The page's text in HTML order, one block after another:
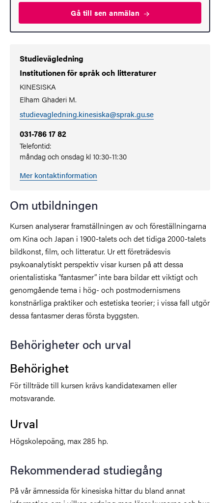
Gå till senanmälan
Studievägledning
Institutionen för språk och litteraturer
KINESISKA
Elham Ghaderi M.
studievagledning.kinesiska@sprak.gu.se
031-786 17 82
Telefontid:
måndag och onsdag kl 10:30-11:30
Mer kontaktinformation
Om utbildningen
Kursen analyserar framställningen av och föreställningarna
om Kina och Japan i 1900-talets och det tidiga 2000-talets
bildkonst, film, och litteratur. Ur ett företrädesvis
psykoanalytiskt perspektiv visar kursen på att dessa
orientalistiska ”fantasmer” inte bara bildar ett viktigt och
genomgående tema i hög- och postmodernismens
konstnärliga praktiker och estetiska teorier; i vissa fall utgör
dessa fantasmer deras första byggsten.
Behörigheter och urval
Behörighet
För tillträde till kursen krävs kandidatexamen eller
motsvarande.
Urval
Högskolepoäng, max 285 hp.
Rekommenderad studiegång
På vår ämnessida för kinesiska hittar du bland annat